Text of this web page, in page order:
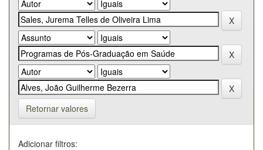
Retornar valores
Adicionar filtros: